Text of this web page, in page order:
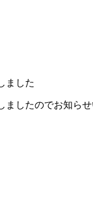
ました
ましたのでお知ら